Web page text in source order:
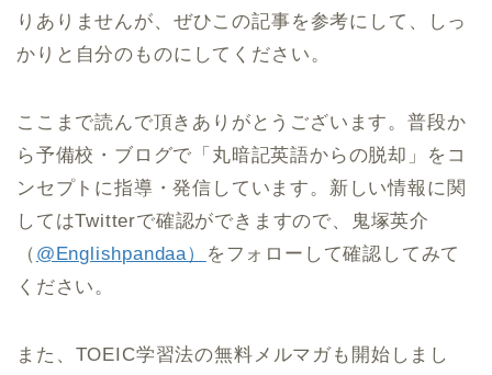
りありませんが、ぜひこの記事を参考にして、しっ
かりと自分のものにしてください。
ここまで読んで頂きありがとうございます。普段か
ら予備校・ブログで「丸暗記英語からの脱却」をコ
ンセプトに指導・発信しています。新しい情報に関
してはTwitterで確認ができますので、鬼塚英介
（ @Englishpandaa）
をフォローして確認してみて
ください。
また、TOEIC学習法の無料メルマガも開始しまし